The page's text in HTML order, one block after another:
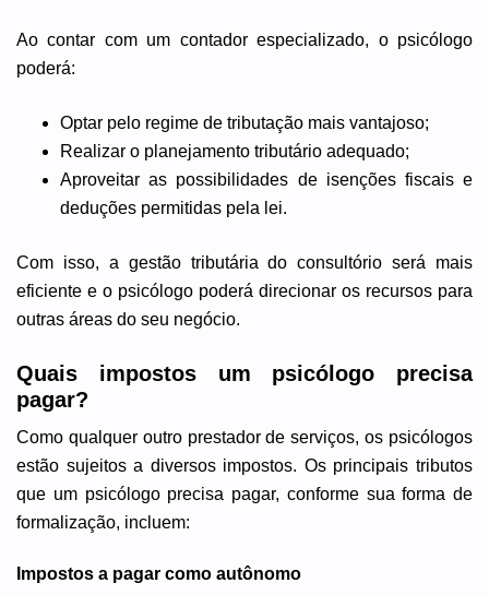
Ao contar com um contador especializado, o psicólogo
poderá:
Optar pelo regime de tributação mais vantajoso;
Realizar o planejamento tributário adequado;
Aproveitar as possibilidades de isenções fiscais e
deduções permitidas pela lei.
Com isso, a gestão tributária do consultório será mais
eficiente e o psicólogo poderá direcionar os recursos para
outras áreas do seu negócio.
Quais impostos um psicólogo precisa
pagar?
Como qualquer outro prestador de serviços, os psicólogos
estão sujeitos a diversos impostos. Os principais tributos
que um psicólogo precisa pagar, conforme sua forma de
formalização, incluem:
Impostos a pagar como autônomo